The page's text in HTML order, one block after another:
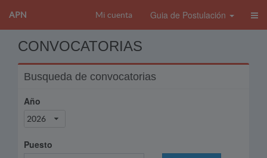
APN Mi cuenta Guia de Postulación
CONVOCATORIAS
Busqueda de convocatorias
Año
2026
Puesto